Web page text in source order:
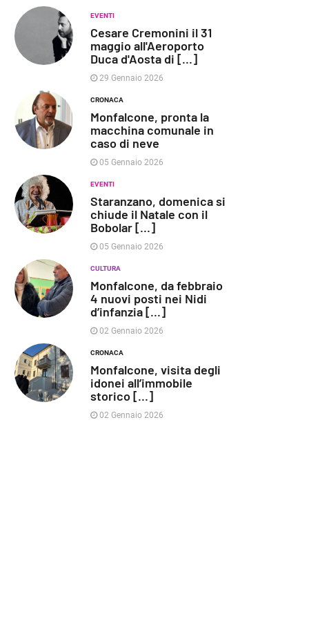
EVENTI
Cesare Cremonini il 31
maggio all'Aeroporto
Duca d'Aosta di [...]
29 Gennaio 2026
CRONACA
Monfalcone, pronta la
macchina comunale in
caso di neve
05 Gennaio 2026
EVENTI
Staranzano, domenica si
chiude il Natale con il
Bobolar [...]
05 Gennaio 2026
CULTURA
Monfalcone, da febbraio
4 nuovi posti nei Nidi
d’infanzia [...]
02 Gennaio 2026
CRONACA
Monfalcone, visita degli
idonei all’immobile
storico [...]
02 Gennaio 2026